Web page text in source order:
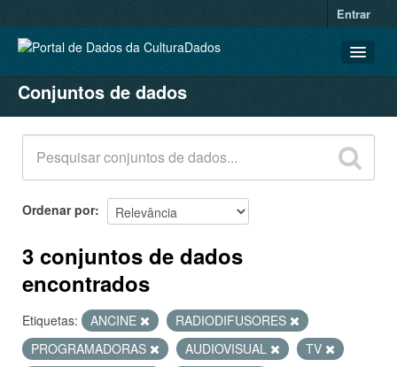
Entrar
CONJUNTOS DE DADOS
ORGANIZAÇÕES
GRUPOS
SOBRE
Conjuntos de dados
Ordenar por
3 conjuntos de dados
encontrados
Etiquetas: ANCINE
RADIODIFUSORES
PROGRAMADORAS
AUDIOVISUAL
TV